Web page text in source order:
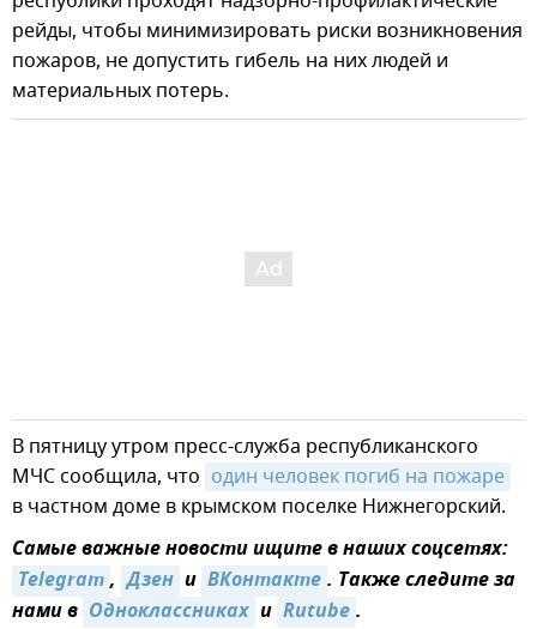
рейды, чтобы минимизировать риски возникновения
пожаров, не допустить гибель на них людей и
материальных потерь.
В пятницу утром пресс-служба республиканского
МЧС сообщила, что один человек погиб на пожаре
в частном доме в крымском поселке Нижнегорский.
Самые важные новости ищите в наших соцсетях:
Telegram, Дзен и ВКонтакте. Также следите за
нами в Одноклассниках и Rutube.